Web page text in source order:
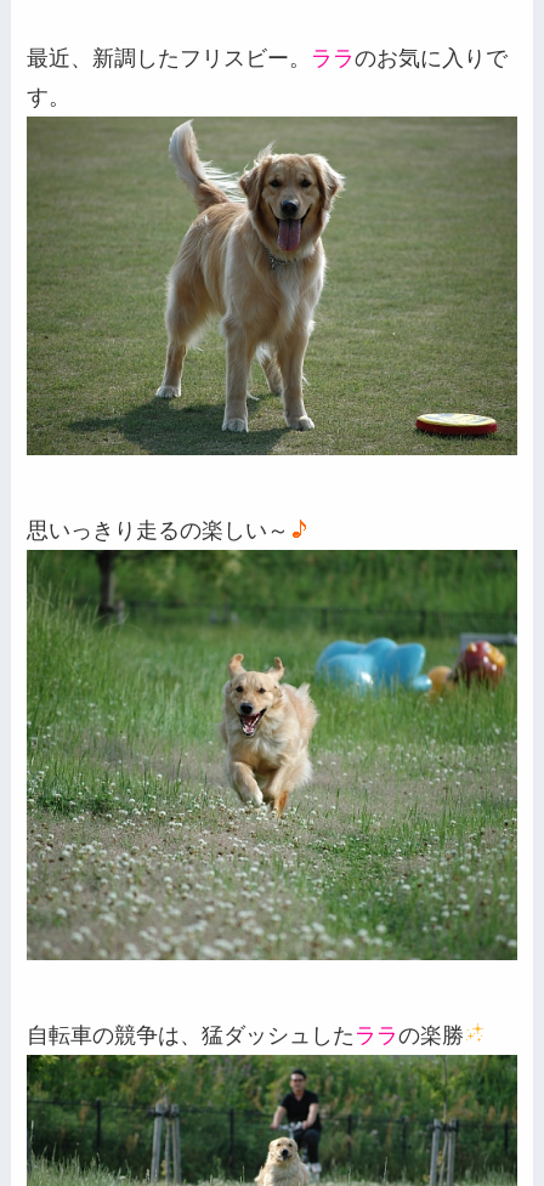
最近、新調したフリスビー。 ララのお気に入りで
す。
思いっきり走るの楽しい～
自転車の競争は、猛ダッシュした ララの楽勝